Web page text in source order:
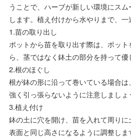
うことで、ハーブが新しい環境にス
します。植え付けから水やりまで、一
1.苗の取り出し
ポットから苗を取り出す際は、ポッ
ら、茎ではなく鉢土の部分を持って優
2.根のほぐし
根が鉢の形に沿って巻いている場合は
強く引っ張らないように注意しましょ
3.植え付け
鉢の土に穴を開け、苗を入れて周り
表面と同じ高さになるように調整しま